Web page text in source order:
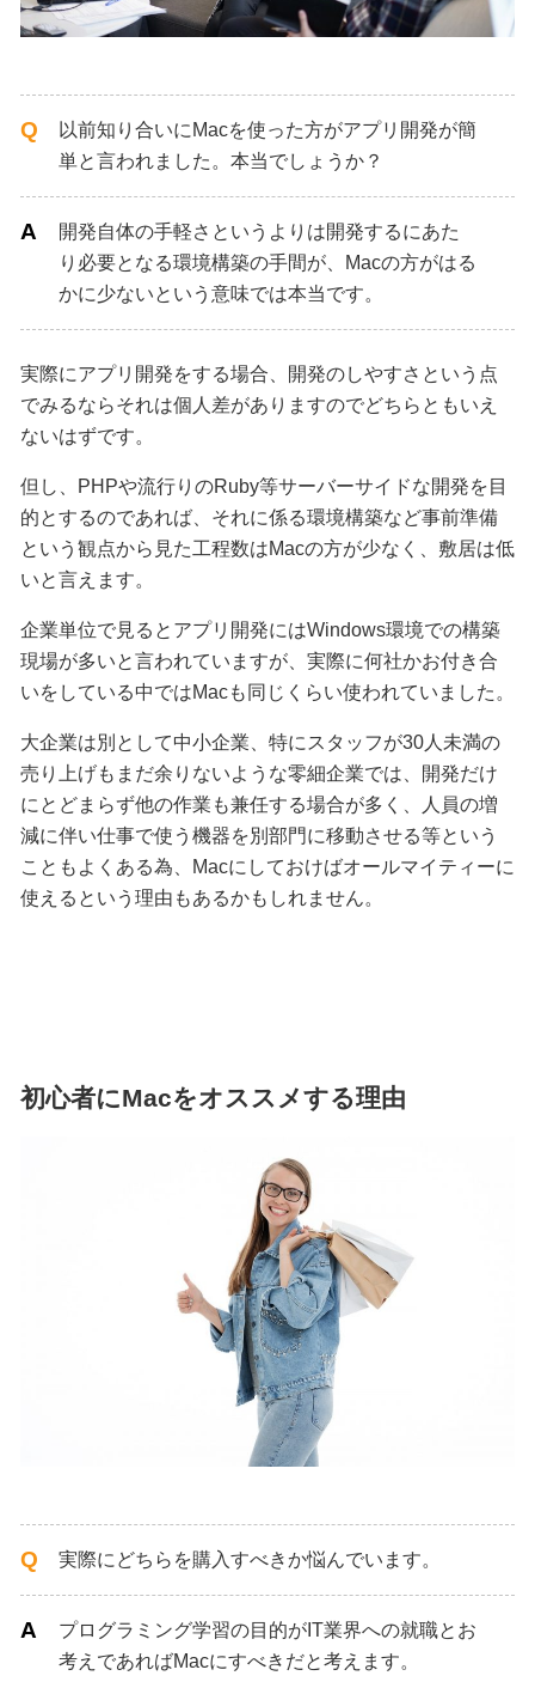
以前知り合いにMacを使った方がアプリ開発が簡
単と言われました。本当でしょうか？
開発自体の手軽さというよりは開発するにあた
り必要となる環境構築の手間が、Macの方がはる
かに少ないという意味では本当です。
実際にアプリ開発をする場合、開発のしやすさという点
でみるならそれは個人差がありますのでどちらともいえ
ないはずです。
但し、PHPや流行りのRuby等サーバーサイドな開発を目
的とするのであれば、それに係る環境構築など事前準備
という観点から見た工程数はMacの方が少なく、敷居は低
いと言えます。
企業単位で見るとアプリ開発にはWindows環境での構築
現場が多いと言われていますが、実際に何社かお付き合
いをしている中ではMacも同じくらい使われていました。
大企業は別として中小企業、特にスタッフが30人未満の
売り上げもまだ余りないような零細企業では、開発だけ
にとどまらず他の作業も兼任する場合が多く、人員の増
減に伴い仕事で使う機器を別部門に移動させる等という
こともよくある為、Macにしておけばオールマイティーに
使えるという理由もあるかもしれません。
初心者にMacをオススメする理由
実際にどちらを購入すべきか悩んでいます。
プログラミング学習の目的がIT業界への就職とお
考えであればMacにすべきだと考えます。